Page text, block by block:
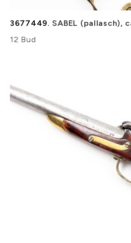
3677449. SABEL (pallasch),
12 Bud